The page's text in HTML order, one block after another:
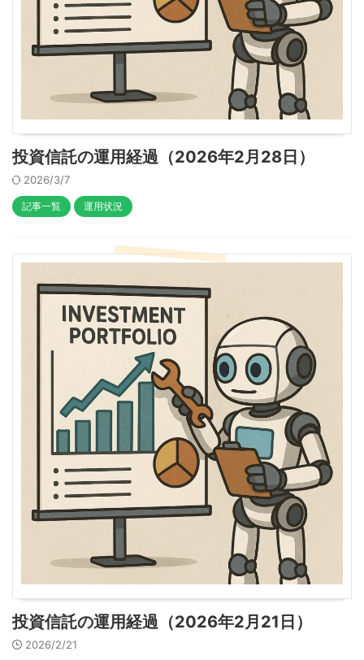
投資信託の運用経過（2026年2月28日）
2026/3/7
記事一覧 運用状況
投資信託の運用経過（2026年2月21日）
2026/2/21